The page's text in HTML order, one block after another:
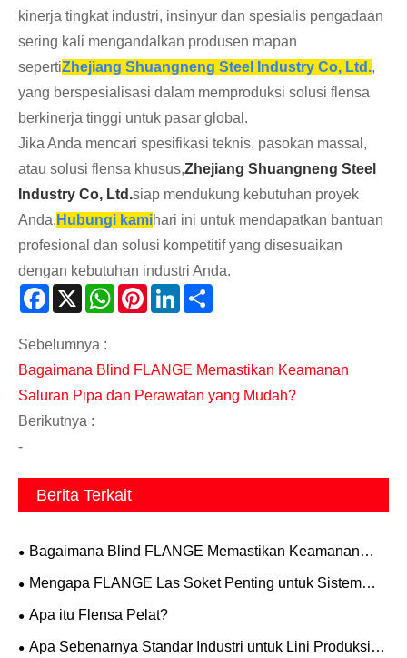
kinerja tingkat industri, insinyur dan spesialis pengadaan
sering kali mengandalkan produsen mapan
sepertiZhejiang Shuangneng Steel Industry Co, Ltd.,
yang berspesialisasi dalam memproduksi solusi flensa
berkinerja tinggi untuk pasar global.
Jika Anda mencari spesifikasi teknis, pasokan massal,
atau solusi flensa khusus,Zhejiang Shuangneng Steel
Industry Co, Ltd.siap mendukung kebutuhan proyek
Anda. Hubungi kamihari ini untuk mendapatkan bantuan
profesional dan solusi kompetitif yang disesuaikan
dengan kebutuhan industri Anda.
Facebook
X WhatsAppPinterestLinkedIn
Sebelumnya :
Bagaimana Blind FLANGE Memastikan Keamanan
Saluran Pipa dan Perawatan yang Mudah?
Berikutnya :
-
Berita Terkait
Bagaimana Blind FLANGE Memastikan Keamanan
Saluran Pipa dan Perawatan yang Mudah?
Mengapa FLANGE Las Soket Penting untuk Sistem
Perpipaan Bertekanan Tinggi?
Apa itu Flensa Pelat?
Apa Sebenarnya Standar Industri untuk Lini Produksi